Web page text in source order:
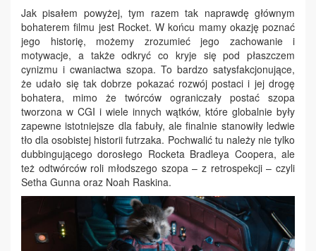
Jak pisałem powyżej, tym razem tak naprawdę głównym
bohaterem filmu jest Rocket. W końcu mamy okazję poznać
jego historię, możemy zrozumieć jego zachowanie i
motywacje, a także odkryć co kryje się pod płaszczem
cynizmu i cwaniactwa szopa. To bardzo satysfakcjonujące,
że udało się tak dobrze pokazać rozwój postaci i jej drogę
bohatera, mimo że twórców ograniczały postać szopa
tworzona w CGI i wiele innych wątków, które globalnie były
zapewne istotniejsze dla fabuły, ale finalnie stanowiły ledwie
tło dla osobistej historii futrzaka. Pochwalić tu należy nie tylko
dubbingującego dorosłego Rocketa Bradleya Coopera, ale
też odtwórców roli młodszego szopa – z retrospekcji – czyli
Setha Gunna oraz Noah Raskina.